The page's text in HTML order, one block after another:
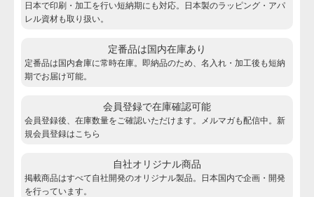
日本で印刷・加工を行い短納期にも対応。日本製のラッピング・アパ
レル資材も取り扱い。
定番品は国内在庫あり
定番品は国内倉庫に常時在庫。即納品のため、名入れ・加工後も短納
期でお届け可能。
会員登録で在庫確認可能
会員登録後、在庫数量をご確認いただけます。メルマガも配信中。新
規会員登録は こちら
自社オリジナル商品
掲載商品はすべて自社開発のオリジナル製品。日本国内で企画・開発
を行っています。